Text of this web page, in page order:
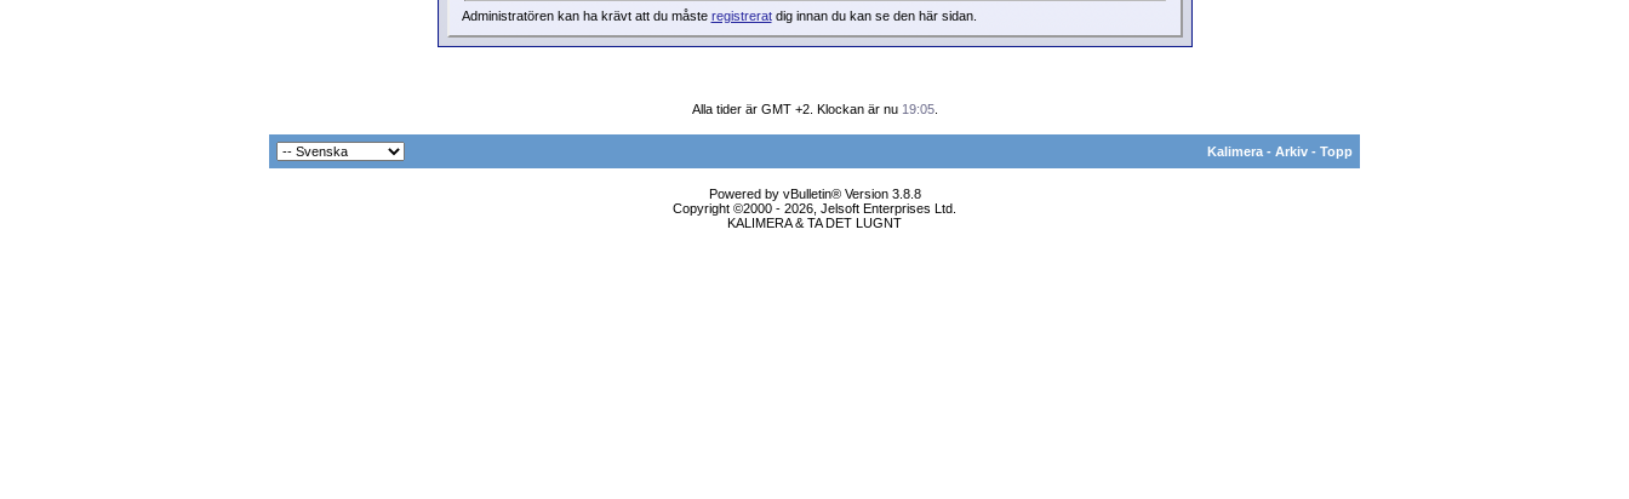
Administratören kan ha krävt att du måste registreratdig innan du kan se den här sidan.
Alla tider är GMT +2. Klockan är nu 19:05.
Kalimera - Arkiv - Topp
Powered by vBulletin® Version 3.8.8
Copyright ©2000 - 2026, Jelsoft Enterprises Ltd.
KALIMERA & TA DET LUGNT